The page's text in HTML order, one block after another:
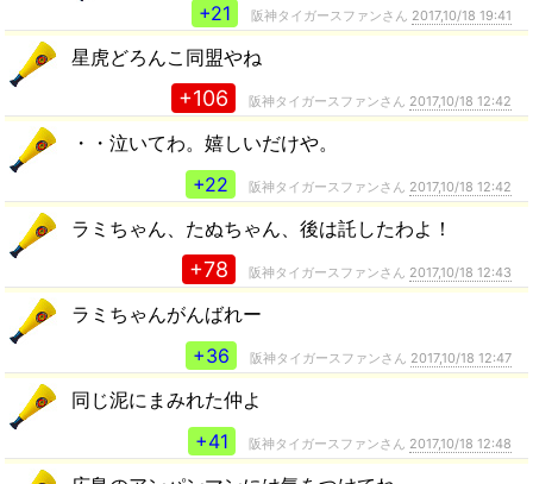
+21
阪神タイガースファンさん 2017,10/18 19:41
星虎どろんこ同盟やね
+106 阪神タイガースファンさん 2017,10/18 12:42
・・泣いてわ。嬉しいだけや。
+22
阪神タイガースファンさん 2017,10/18 12:42
ラミちゃん、たぬちゃん、後は託したわよ！
+78 阪神タイガースファンさん 2017,10/18 12:43
ラミちゃんがんばれー
+36
阪神タイガースファンさん 2017,10/18 12:47
同じ泥にまみれた仲よ
+41
阪神タイガースファンさん 2017,10/18 12:48